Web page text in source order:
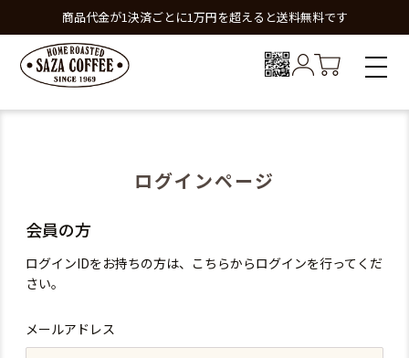
商品代金が1決済ごとに1万円を超えると送料無料です
ログインページ
会員の方
ログインIDをお持ちの方は、こちらからログインを行ってくだ
さい。
メールアドレス